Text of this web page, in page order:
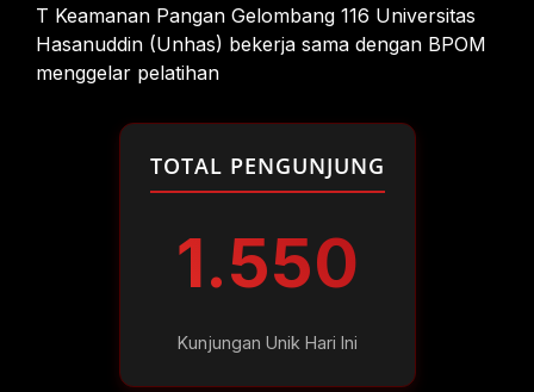
T Keamanan Pangan Gelombang 116 Universitas
Hasanuddin (Unhas) bekerja sama dengan BPOM
menggelar pelatihan
TOTAL PENGUNJUNG
1.550
Kunjungan Unik Hari Ini